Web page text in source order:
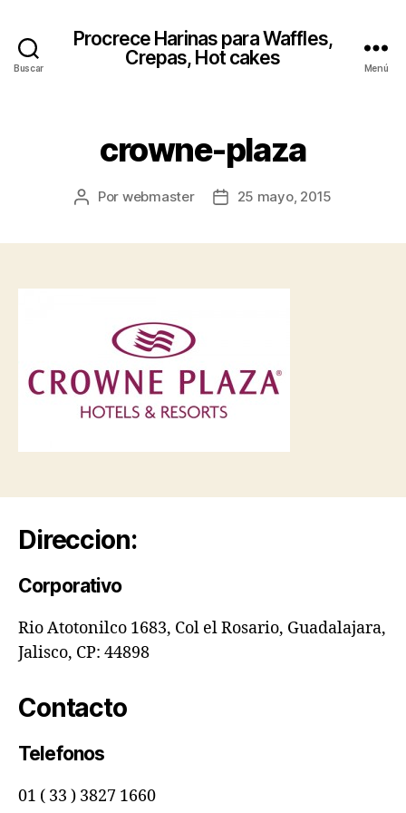
Buscar
Procrece Harinas para Waffles,
Crepas, Hot cakes
Menú
crowne-plaza
Autor
Por webmaster
Fecha25 mayo, 2015
Direccion:
Corporativo
Rio Atotonilco 1683, Col el Rosario, Guadalajara,
Jalisco, CP: 44898
Contacto
Telefonos
01 ( 33 ) 3827 1660